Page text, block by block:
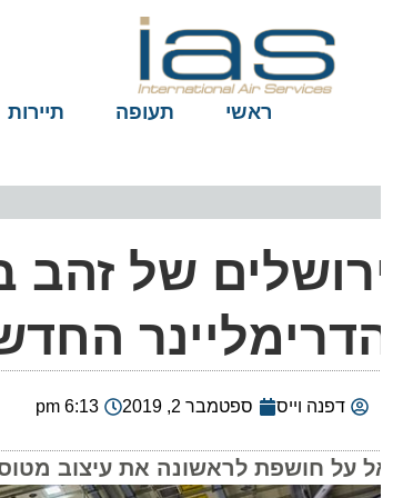
ראשי תעופה תיירות
של זהב
החדש
דפנה וייס ספטמבר 2, 2019 6:13 pm
על חושפת לראשונה את עיצוב מטוס הדרימליינר